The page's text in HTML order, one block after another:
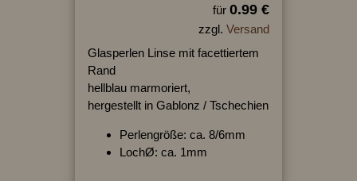
für 0.99 €
zzgl. Versand
Glasperlen Linse mit facettiertem
Rand
hellblau marmoriert,
hergestellt in Gablonz / Tschechien
Perlengröße: ca. 8/6mm
LochØ: ca. 1mm